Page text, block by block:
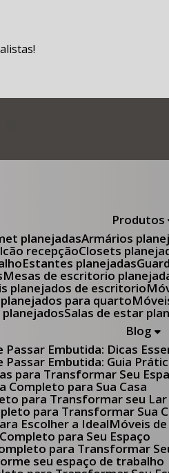
Produtos
planejadas Armários
recepção Closets
Estantes planejadas
Mesas de escritorio
planejados de escritorio
planejados para quarto
planejados Salas de estar
Blog
Passar Embutida: Dicas
Passar Embutida: Guia
para Transformar Seu
Completo para Sua Casa
para Transformar seu Lar
para Transformar Sua
Escolher a Ideal Móveis
para Seu Espaço
para Transformar
seu espaço de trabalho